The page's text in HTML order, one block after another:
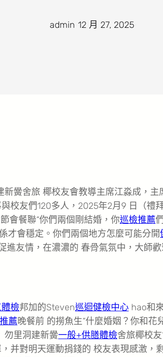
admin 12 月 27, 2025
黌舍旅 椰校友會教導主席江淼成，主
校友們120多人，2025年2月9 日（禮
會餐聯“你們兩個剛結婚，你巡檢推薦
才會穩定。你們兩個地方怎麼可能分開
進友情，在濃濃的 春骨氣氛中，大師
檢邦加的Steven巡迴健檢中心 hao和
薦晚餐前 的撈魚生“什麼婚姻？你和花
勿里洞建新黌一般+供膳體檢舍旅椰校
并對明天運動捐錢的 校友表現感激，